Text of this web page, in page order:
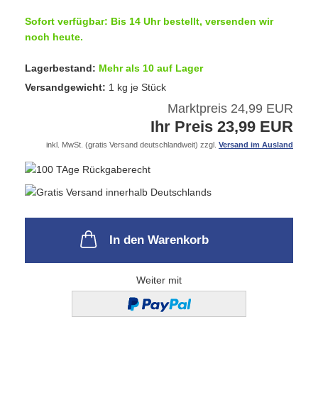
Sofort verfügbar: Bis 14 Uhr bestellt, versenden wir
noch heute.
Lagerbestand: Mehr als 10 auf Lager
Versandgewicht: 1 kg je Stück
Marktpreis 24,99 EUR
Ihr Preis 23,99 EUR
inkl. MwSt. (gratis Versand deutschlandweit) zzgl. Versand im Ausland
In den Warenkorb
Weiter mit